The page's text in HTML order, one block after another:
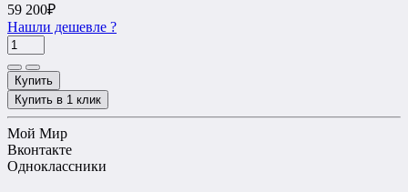
59 200₽
Нашли дешевле ?
Купить
Купить в 1 клик
Мой Мир
Вконтакте
Одноклассники